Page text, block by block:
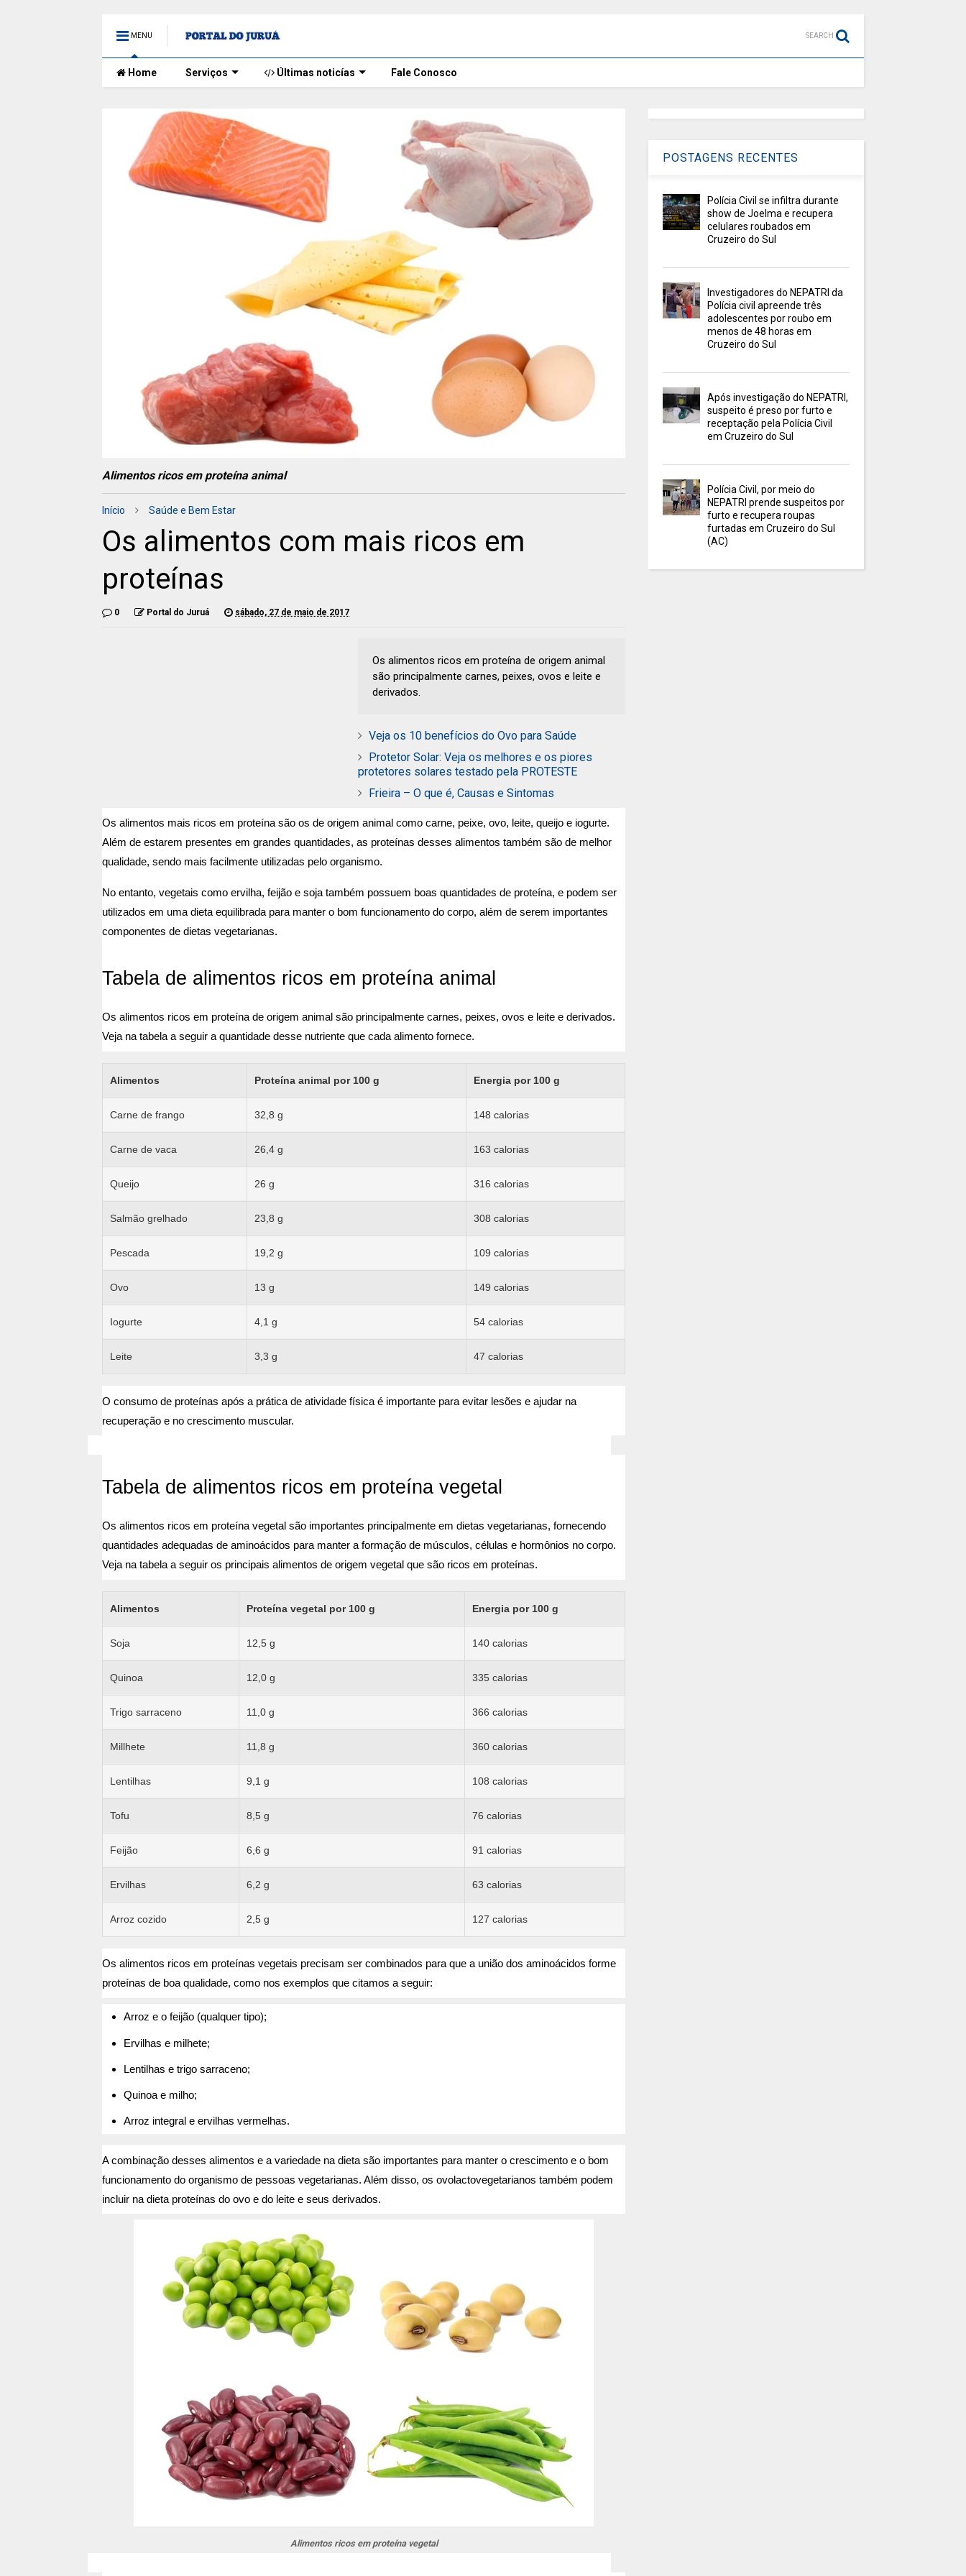
MENU SEARCH
Home Serviços Últimas noticías Fale Conosco
Alimentos ricos em proteína animal
Início Saúde e Bem Estar
Os alimentos com mais ricos em
proteínas
0 Portal do Juruá sábado, 27 de maio de 2017
Os alimentos ricos em proteína de origem animal
são principalmente carnes, peixes, ovos e leite e
derivados.
Veja os 10 benefícios do Ovo para Saúde
Protetor Solar: Veja os melhores e os piores
protetores solares testado pela PROTESTE
Frieira – O que é, Causas e Sintomas
Os alimentos mais ricos em proteína são os de origem animal como carne, peixe, ovo, leite, queijo e iogurte.
Além de estarem presentes em grandes quantidades, as proteínas desses alimentos também são de melhor
qualidade, sendo mais facilmente utilizadas pelo organismo.
No entanto, vegetais como ervilha, feijão e soja também possuem boas quantidades de proteína, e podem ser
utilizados em uma dieta equilibrada para manter o bom funcionamento do corpo, além de serem importantes
componentes de dietas vegetarianas.
Tabela de alimentos ricos em proteína animal
Os alimentos ricos em proteína de origem animal são principalmente carnes, peixes, ovos e leite e derivados.
Veja na tabela a seguir a quantidade desse nutriente que cada alimento fornece.
Alimentos Proteína animal por 100 g Energia por 100 g
Carne de frango 32,8 g 148 calorias
Carne de vaca 26,4 g 163 calorias
Queijo 26 g 316 calorias
Salmão grelhado 23,8 g 308 calorias
Pescada 19,2 g 109 calorias
Ovo 13 g 149 calorias
Iogurte 4,1 g 54 calorias
Leite 3,3 g 47 calorias
O consumo de proteínas após a prática de atividade física é importante para evitar lesões e ajudar na
recuperação e no crescimento muscular.
Tabela de alimentos ricos em proteína vegetal
Os alimentos ricos em proteína vegetal são importantes principalmente em dietas vegetarianas, fornecendo
quantidades adequadas de aminoácidos para manter a formação de músculos, células e hormônios no corpo.
Veja na tabela a seguir os principais alimentos de origem vegetal que são ricos em proteínas.
Alimentos Proteína vegetal por 100 g Energia por 100 g
Soja 12,5 g 140 calorias
Quinoa 12,0 g 335 calorias
Trigo sarraceno 11,0 g 366 calorias
Millhete 11,8 g 360 calorias
Lentilhas 9,1 g 108 calorias
Tofu 8,5 g 76 calorias
Feijão 6,6 g 91 calorias
Ervilhas 6,2 g 63 calorias
Arroz cozido 2,5 g 127 calorias
Os alimentos ricos em proteínas vegetais precisam ser combinados para que a união dos aminoácidos forme
proteínas de boa qualidade, como nos exemplos que citamos a seguir:
Arroz e o feijão (qualquer tipo);
Ervilhas e milhete;
Lentilhas e trigo sarraceno;
Quinoa e milho;
Arroz integral e ervilhas vermelhas.
A combinação desses alimentos e a variedade na dieta são importantes para manter o crescimento e o bom
funcionamento do organismo de pessoas vegetarianas. Além disso, os ovolactovegetarianos também podem
incluir na dieta proteínas do ovo e do leite e seus derivados.
Alimentos ricos em proteína vegetal
POSTAGENS RECENTES
Polícia Civil se infiltra durante
show de Joelma e recupera
celulares roubados em
Cruzeiro do Sul
Investigadores do NEPATRI da
Polícia civil apreende três
adolescentes por roubo em
menos de 48 horas em
Cruzeiro do Sul
Após investigação do NEPATRI,
suspeito é preso por furto e
receptação pela Polícia Civil
em Cruzeiro do Sul
Polícia Civil, por meio do
NEPATRI prende suspeitos por
furto e recupera roupas
furtadas em Cruzeiro do Sul
(AC)